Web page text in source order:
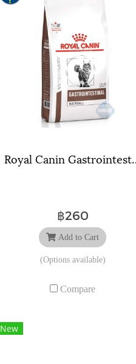
Royal Canin
฿260
Add to Cart
(Options available)
Compare
New